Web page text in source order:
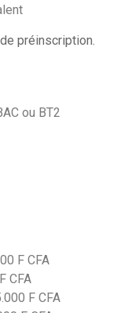
préinscription.
ou BT2
F CFA
CFA
F CFA